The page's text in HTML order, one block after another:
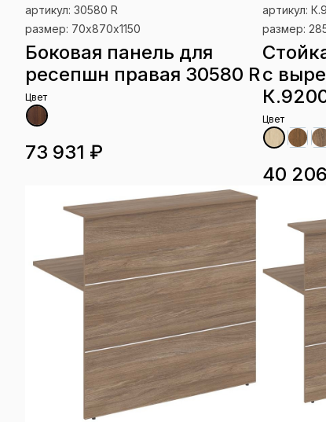
артикул: 30580 R
размер: 70х870х1150
Боковая панель для
ресепшн правая 30580 R
Цвет
73 931 ₽
артикул:
размер:
с
Цвет
40